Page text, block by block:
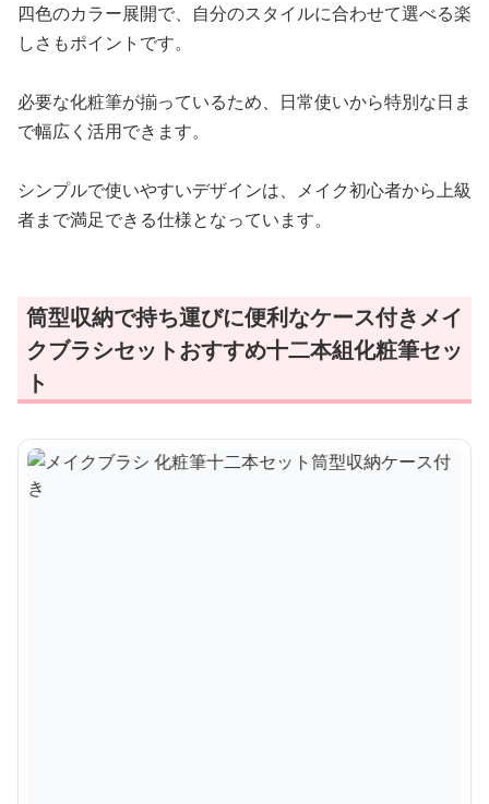
四色のカラー展開で、自分のスタイルに合わせて選べる楽
しさもポイントです。
必要な化粧筆が揃っているため、日常使いから特別な日ま
で幅広く活用できます。
シンプルで使いやすいデザインは、メイク初心者から上級
者まで満足できる仕様となっています。
筒型収納で持ち運びに便利なケース付きメイ
クブラシセットおすすめ十二本組化粧筆セッ
ト